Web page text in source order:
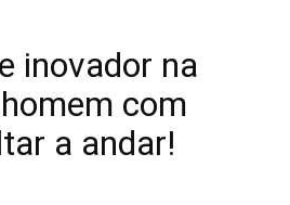
inovador na
com
a andar!